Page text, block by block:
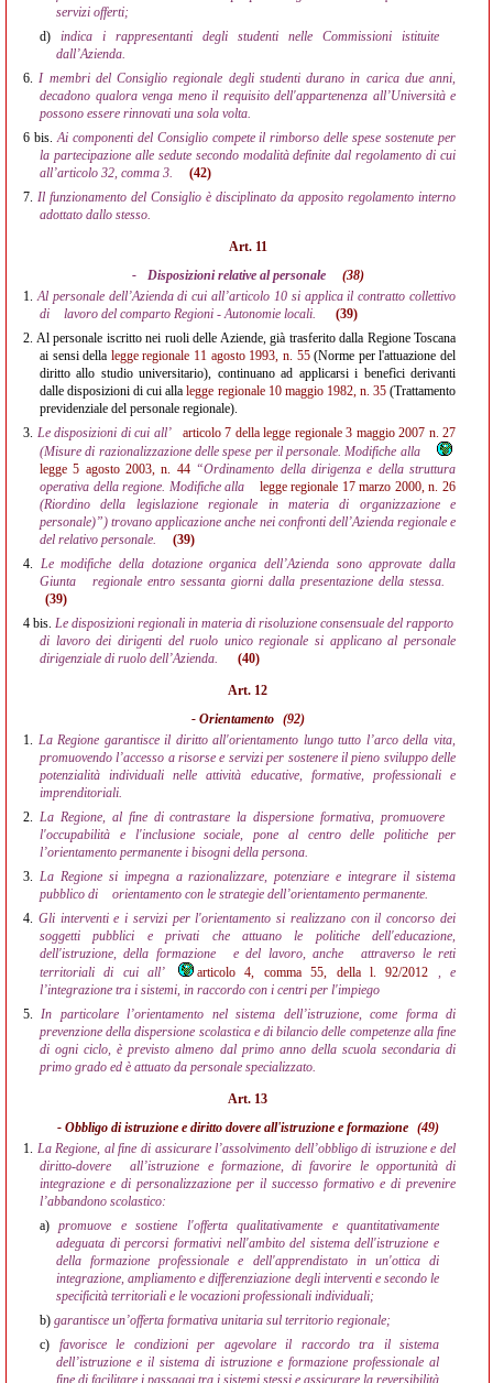
servizi offerti;
d)
indica i rappresentanti degli studenti nelle Commissioni istituite
dall’Azienda.
6.I membri del Consiglio regionale degli studenti durano in carica due anni,
decadono qualora venga meno il requisito dell'appartenenza all’Università e
possono essere rinnovati una sola volta.
6 bis. Ai componenti del Consiglio compete il rimborso delle spese sostenute per
la partecipazione alle sedute secondo modalità definite dal regolamento di cui
all’articolo 32, comma 3.
(42)
7. Il funzionamento del Consiglio è disciplinato da apposito regolamento interno
adottato dallo stesso.
Art. 11
-
Disposizioni relative al personale
(38)
1.Al personale dell’Azienda di cui all’articolo 10 si applica il contratto collettivo
di
lavoro del comparto Regioni - Autonomie locali.
(39)
2. Al personale iscritto nei ruoli delle Aziende, già trasferito dalla Regione Toscana
ai sensi della legge regionale 11 agosto 1993, n. 55(Norme per l'attuazione del
diritto allo studio universitario), continuano ad applicarsi i benefìci derivanti
dalle disposizioni di cui allalegge regionale 10 maggio 1982, n. 35(Trattamento
previdenziale del personale regionale).
3. Le disposizioni di cui all’
articolo 7 della legge regionale 3 maggio 2007 n. 27
(Misure di razionalizzazione delle spese per il personale. Modifiche alla
legge 5 agosto 2003, n. 44 “Ordinamento della dirigenza e della struttura
operativa della regione. Modifiche alla
legge regionale 17 marzo 2000, n. 26
(Riordino della legislazione regionale in materia di organizzazione e
personale)”) trovano applicazione anche nei confronti dell’Azienda regionale e
del relativo personale.
(39)
4. Le modifiche della dotazione organica dell’Azienda sono approvate dalla
Giunta
regionale entro sessanta giorni dalla presentazione della stessa.
(39)
4 bis. Le disposizioni regionali in materia di risoluzione consensuale del rapporto
di lavoro dei dirigenti del ruolo unico regionale si applicano al personale
dirigenziale di ruolo dell’Azienda.
(40)
Art. 12
- Orientamento (92)
1. La Regione garantisce il diritto all'orientamento lungo tutto l’arco della vita,
promuovendo l’accesso a risorse e servizi per sostenere il pieno sviluppo delle
potenzialità individuali nelle attività educative, formative, professionali e
imprenditoriali.
2. La Regione, al fine di contrastare la dispersione formativa, promuovere
l'occupabilità e l'inclusione sociale, pone al centro delle politiche per
l’orientamento permanente i bisogni della persona.
3. La Regione si impegna a razionalizzare, potenziare e integrare il sistema
pubblico di
orientamento con le strategie dell’orientamento permanente.
4. Gli interventi e i servizi per l'orientamento si realizzano con il concorso dei
soggetti pubblici e privati che attuano le politiche dell'educazione,
dell'istruzione, della formazione
e del lavoro, anche
attraverso le reti
territoriali di cui all’
articolo 4, comma 55, della l. 92/2012
, e
l’integrazione tra i sistemi, in raccordo con i centri per l'impiego
5.In particolare l’orientamento nel sistema dell’istruzione, come forma di
prevenzione della dispersione scolastica e di bilancio delle competenze alla fine
di ogni ciclo, è previsto almeno dal primo anno della scuola secondaria di
primo grado ed è attuato da personale specializzato.
Art. 13
- Obbligo di istruzione e diritto dovere all'istruzione e formazione (49)
1. La Regione, al fine di assicurare l’assolvimento dell’obbligo di istruzione e del
diritto-dovere
all’istruzione e formazione, di favorire le opportunità di
integrazione e di personalizzazione per il successo formativo e di prevenire
l’abbandono scolastico:
a)promuove e sostiene l'offerta qualitativamente e quantitativamente
adeguata di percorsi formativi nell'ambito del sistema dell'istruzione e
della formazione professionale e dell'apprendistato in un'ottica di
integrazione, ampliamento e differenziazione degli interventi e secondo le
specificità territoriali e le vocazioni professionali individuali;
b) garantisce un’offerta formativa unitaria sul territorio regionale;
c) favorisce le condizioni per agevolare il raccordo tra il sistema
dell’istruzione e il sistema di istruzione e formazione professionale al
fine di facilitare i passaggi tra i sistemi stessi e assicurare la reversibilità